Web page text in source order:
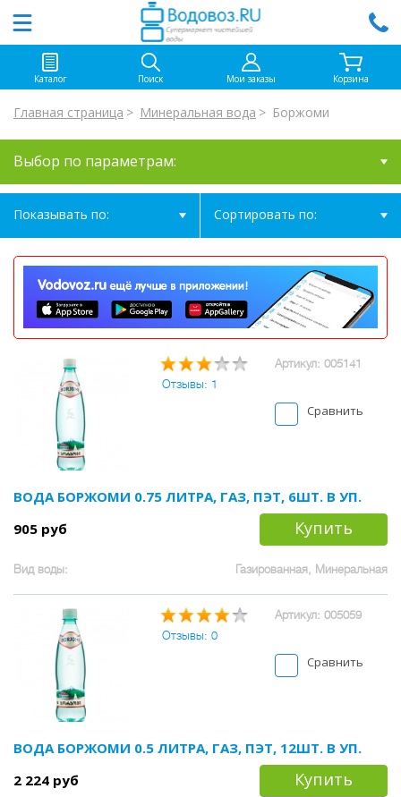
Каталог Поиск Мои заказы Корзина
Главная страница Минеральная вода Боржоми
Выбор по параметрам:
Показывать по: Сортировать по:
Артикул: 005141
Отзывы: 1
Сравнить
ВОДА БОРЖОМИ 0.75 ЛИТРА, ГАЗ, ПЭТ, 6ШТ. В УП.
905 руб
Купить
Вид воды: Газированная, Минеральная
Артикул: 005059
Отзывы: 0
Сравнить
ВОДА БОРЖОМИ 0.5 ЛИТРА, ГАЗ, ПЭТ, 12ШТ. В УП.
2 224 руб
Купить